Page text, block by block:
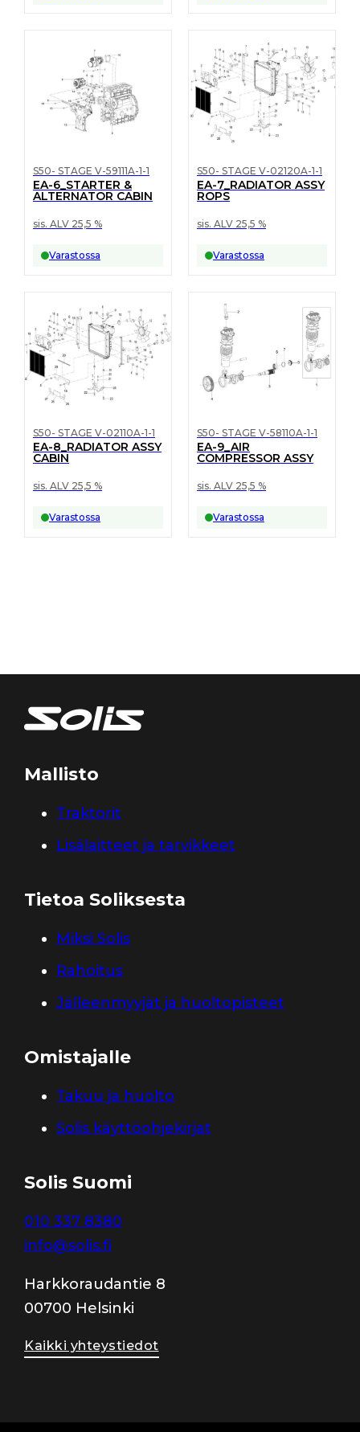
S50- STAGE V-59111A-1-1
EA-6_STARTER &
ALTERNATOR CABIN
sis. ALV 25,5 %
Varastossa
S50- STAGE V-02120A-1-1
EA-7_RADIATOR ASSY
ROPS
sis. ALV 25,5 %
Varastossa
S50- STAGE V-02110A-1-1
EA-8_RADIATOR ASSY
CABIN
sis. ALV 25,5 %
Varastossa
S50- STAGE V-58110A-1-1
EA-9_AIR
COMPRESSOR ASSY
sis. ALV 25,5 %
Varastossa
Mallisto
Traktorit
Lisälaitteet ja tarvikkeet
Tietoa Soliksesta
Miksi Solis
Rahoitus
Jälleenmyyjät ja huoltopisteet
Omistajalle
Takuu ja huolto
Solis käyttöohjekirjat
Solis Suomi
010 337 8380
info@solis.fi
Harkkoraudantie 8
00700 Helsinki
Kaikki yhteystiedot